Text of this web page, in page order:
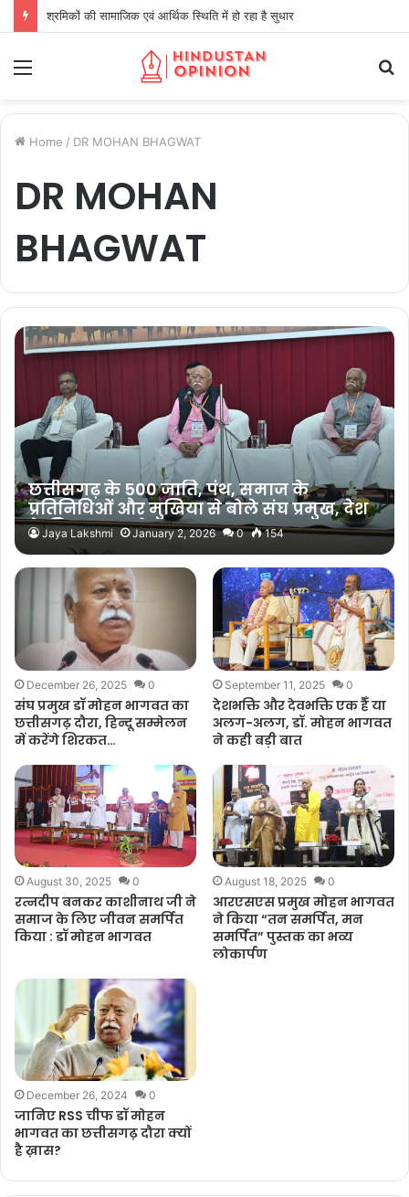
श्रमिकों की सामाजिक एवं आर्थिक स्थिति में हो रहा है सुधार
Home / DR MOHAN BHAGWAT
DR MOHAN
BHAGWAT
छत्तीसगढ़ के 500 जाति, पंथ, समाज के
प्रतिनिधिओं और मुखिया से बोले संघ प्रमुख, देश
के लिए करना होगा 5 काम
Jaya Lakshmi January 2, 2026 0 154
December 26, 2025 0
संघ प्रमुख डॉ मोहन भागवत का
छत्तीसगढ़ दौरा, हिन्दू सम्मेलन
में करेंगे शिरकत…
September 11, 2025 0
देशभक्ति और देवभक्ति एक हैँ या
अलग-अलग, डॉ. मोहन भागवत
ने कही बड़ी बात
August 30, 2025 0
रत्नदीप बनकर काशीनाथ जी ने
समाज के लिए जीवन समर्पित
किया : डॉ मोहन भागवत
August 18, 2025 0
आरएसएस प्रमुख मोहन भागवत
ने किया “तन समर्पित, मन
समर्पित” पुस्तक का भव्य
लोकार्पण
December 26, 2024 0
जानिए RSS चीफ डॉ मोहन
भागवत का छत्तीसगढ़ दौरा क्यों
है ख़ास?